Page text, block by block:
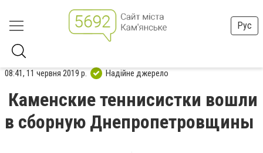
Рус
08:41, 11 червня 2019 р. Надійне джерело
Каменские теннисистки вошли
в сборную Днепропетровщины